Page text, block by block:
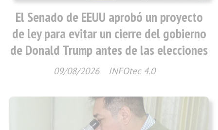
El Senado de EEUU aprobó un proyecto
de ley para evitar un cierre del gobierno
de Donald Trump antes de las elecciones
INFOtec 4.0
09/08/2026